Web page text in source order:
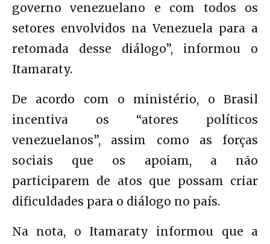
governo venezuelano e com todos os
setores envolvidos na Venezuela para a
retomada desse diálogo”, informou o
Itamaraty.
De acordo com o ministério, o Brasil
incentiva os “atores políticos
venezuelanos”, assim como as forças
sociais que os apoiam, a não
participarem de atos que possam criar
dificuldades para o diálogo no país.
Na nota, o Itamaraty informou que a